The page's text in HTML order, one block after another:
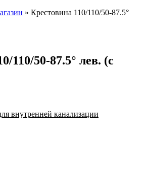
» Крестовина 110/110/50-87.5°
110/50-87.5° лев. (с
внутренней канализации